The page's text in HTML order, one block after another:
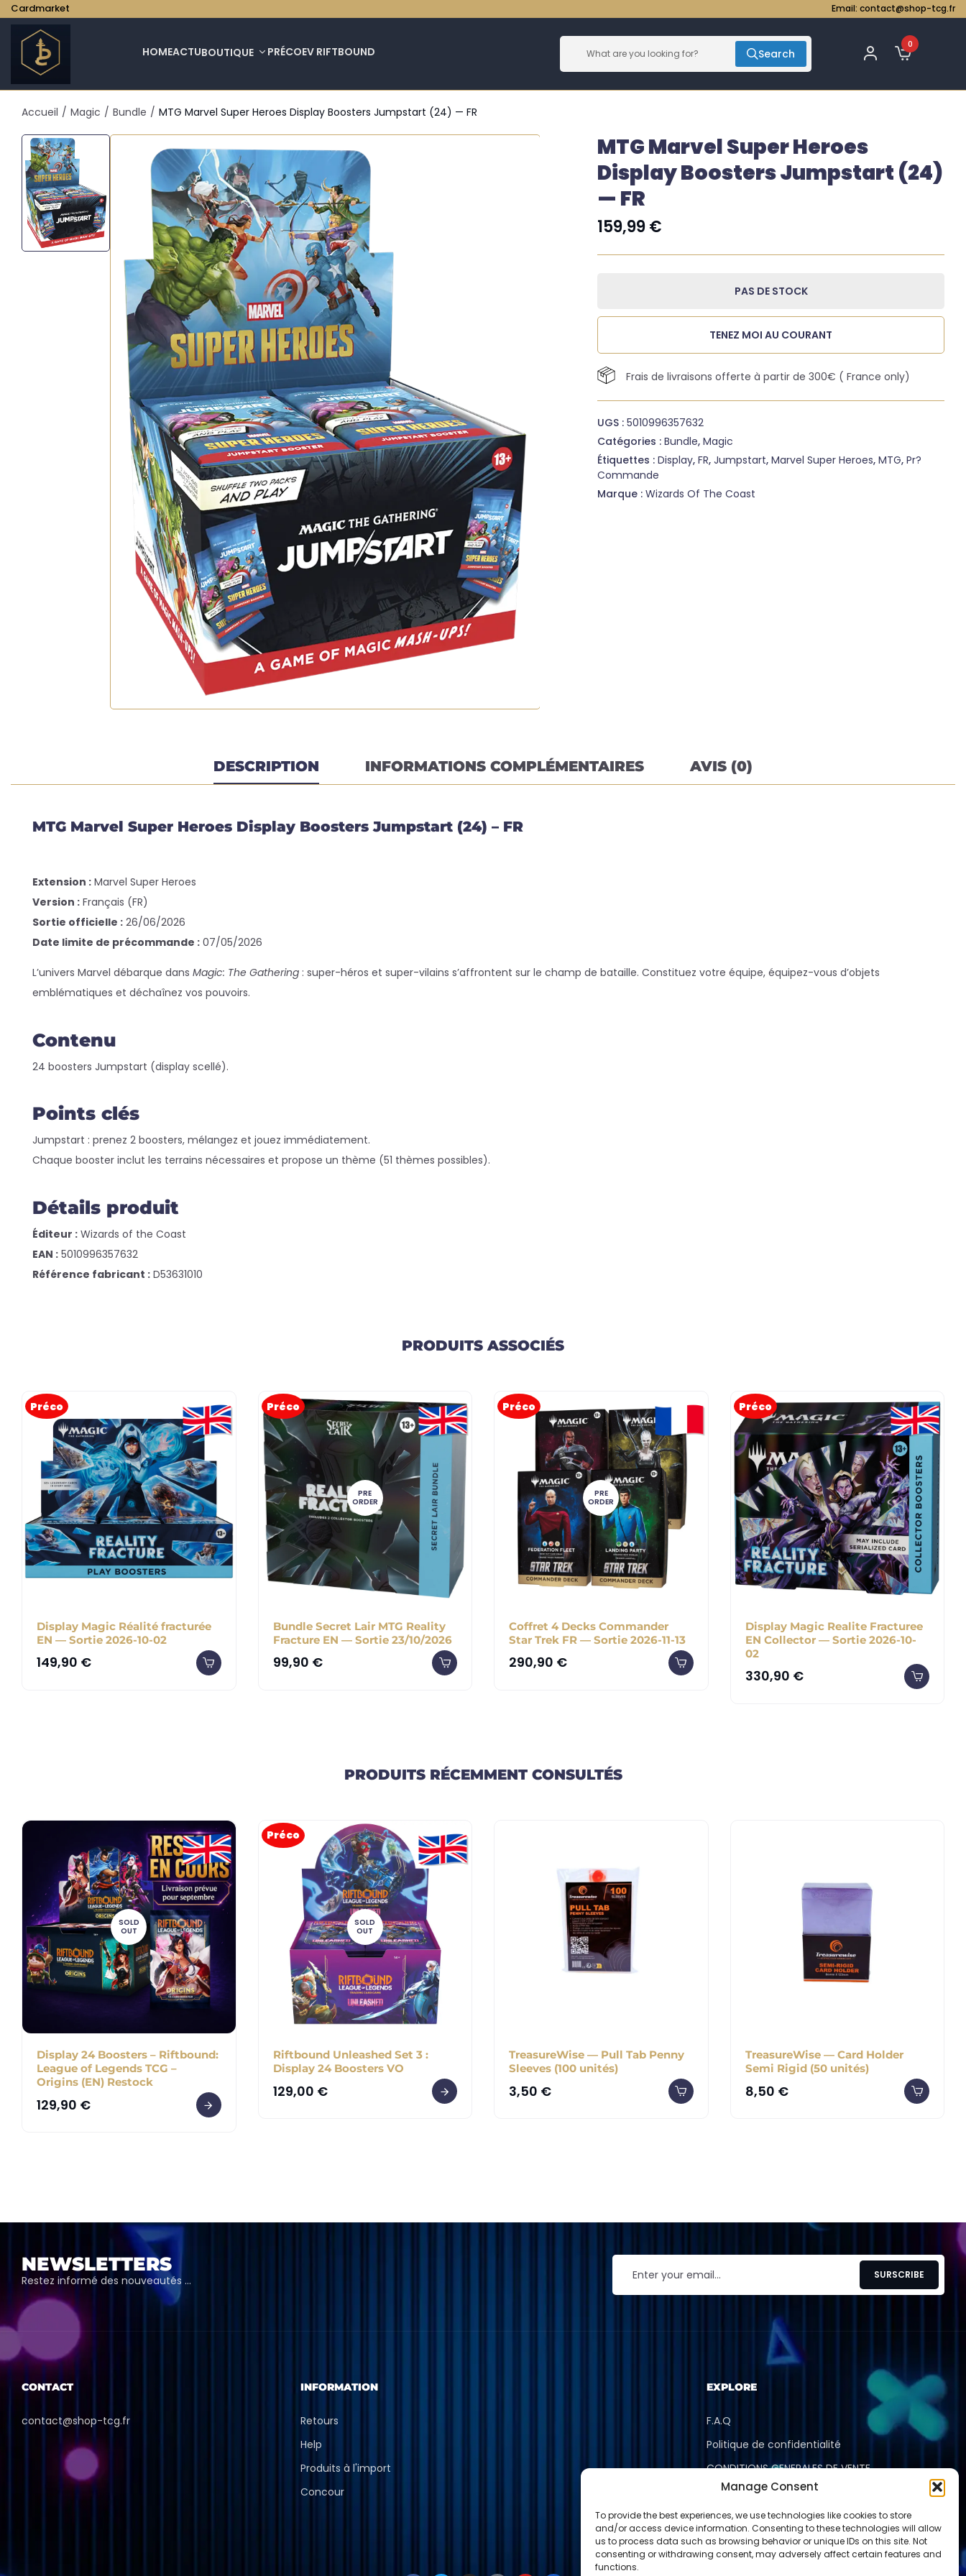
Manage Consent
To provide the best experiences, we use technologies like cookies to store
and/or access device information. Consenting to these technologies will allow
us to process data such as browsing behavior or unique IDs on this site. Not
consenting or withdrawing consent, may adversely affect certain features and
functions.
Cardmarket Email: contact@shop-tcg.fr
HOMEACTUBOUTIQUE PRÉCOEV RIFTBOUND Search
0
Accueil / Magic / Bundle / MTG Marvel Super Heroes Display Boosters Jumpstart (24) — FR
MTG Marvel Super Heroes
Display Boosters Jumpstart (24)
— FR
159,99€
PAS DE STOCK
TENEZ MOI AU COURANT
Frais de livraisons offerte à partir de 300€ ( France only)
UGS :5010996357632
Catégories :Bundle,Magic
Étiquettes :Display,FR,Jumpstart,Marvel Super Heroes,MTG,Pr?
Commande
Marque :Wizards Of The Coast
DESCRIPTION INFORMATIONS COMPLÉMENTAIRES AVIS (0)
MTG Marvel Super Heroes Display Boosters Jumpstart (24) – FR
Extension : Marvel Super Heroes
Version : Français (FR)
Sortie officielle : 26/06/2026
Date limite de précommande : 07/05/2026
L’univers Marvel débarque dans Magic: The Gathering : super-héros et super-vilains s’affrontent sur le champ de bataille. Constituez votre équipe, équipez-vous d’objets
emblématiques et déchaînez vos pouvoirs.
Contenu
24 boosters Jumpstart (display scellé).
Points clés
Jumpstart : prenez 2 boosters, mélangez et jouez immédiatement.
Chaque booster inclut les terrains nécessaires et propose un thème (51 thèmes possibles).
Détails produit
Éditeur : Wizards of the Coast
EAN : 5010996357632
Référence fabricant : D53631010
PRODUITS ASSOCIÉS
Préco
Display Magic Réalité fracturée
EN — Sortie 2026-10-02
149,90 €
Préco
PRE
ORDER
Bundle Secret Lair MTG Reality
Fracture EN — Sortie 23/10/2026
99,90 €
Préco
PRE
ORDER
Coffret 4 Decks Commander
Star Trek FR — Sortie 2026-11-13
290,90 €
Préco
Display Magic Realite Fracturee
EN Collector — Sortie 2026-10-
02
330,90 €
PRODUITS RÉCEMMENT CONSULTÉS
SOLD
OUT
Display 24 Boosters – Riftbound:
League of Legends TCG –
Origins (EN) Restock
129,90 €
Préco
SOLD
OUT
Riftbound Unleashed Set 3 :
Display 24 Boosters VO
129,00 €
TreasureWise — Pull Tab Penny
Sleeves (100 unités)
3,50 €
TreasureWise — Card Holder
Semi Rigid (50 unités)
8,50 €
NEWSLETTERS
Restez informé des nouveautés …
CONTACT
contact@shop-tcg.fr
INFORMATION
Retours
Help
Produits à l'import
Concour
EXPLORE
F.A.Q
Politique de confidentialité
CONDITIONS GENERALES DE VENTE
Mentions légales
Découvrir